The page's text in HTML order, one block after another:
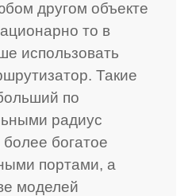
другом объекте
то в
использовать
Такие
по
радиус
богатое
портами, а
моделей